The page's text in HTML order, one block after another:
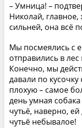
– Умница! –
Николай,
сильней, она всё
Мы посмеялись с
отправились в
Конечно, мы
давали по
плохую – самое
день умная
чутьё, наверно,
чутьё небывалое!